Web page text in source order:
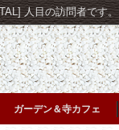
人目の訪問者です。
ガーデン＆寺カフェ